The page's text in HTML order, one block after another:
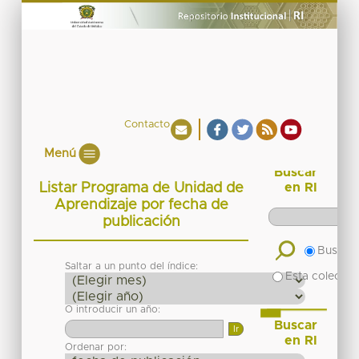
Contacto
Menú
Listar Programa de Unidad de
Aprendizaje por fecha de
publicación
Saltar a un punto del índice:
O introducir un año:
Ordenar por:
Buscar
en RI
Buscar
Esta
Buscar
en RI